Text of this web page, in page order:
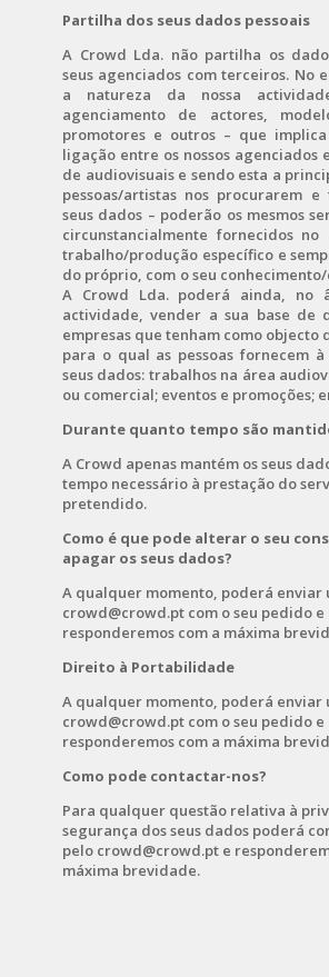
Partilha dos seus dados pessoais
A Crowd Lda. não partilha os
seus agenciados com terceiros. No
a natureza da nossa
agenciamento de actores,
promotores e outros – que
ligação entre os nossos agenciados
de audiovisuais e sendo esta a
pessoas/artistas nos procurarem e
seus dados – poderão os mesmos
circunstancialmente fornecidos
trabalho/produção específico e
do próprio, com o seu
A Crowd Lda. poderá ainda, no
actividade, vender a sua base de
empresas que tenham como objecto
para o qual as pessoas fornecem
seus dados: trabalhos na área
ou comercial; eventos e promoções;
Durante quanto tempo são
A Crowd apenas mantém os seus
tempo necessário à prestação do
pretendido.
Como é que pode alterar o seu
apagar os seus dados?
A qualquer momento, poderá enviar
crowd@crowd.pt com o seu pedido e
responderemos com a máxima
Direito à Portabilidade
A qualquer momento, poderá enviar
crowd@crowd.pt com o seu pedido e
responderemos com a máxima
Como pode contactar-nos?
Para qualquer questão relativa à
segurança dos seus dados poderá
pelo crowd@crowd.pt e
máxima brevidade.